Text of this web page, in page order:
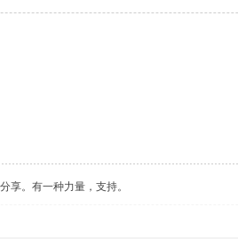
享。有一种力量，支持。